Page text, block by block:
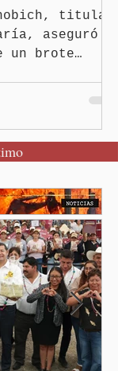
titular
aseguró
un brote
Salud
Kershenobich
activo de
en México,
de
en Estados
la
en
el
que en
se han
casos de esta